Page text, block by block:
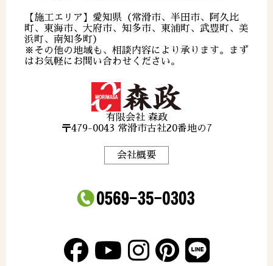
【施工エリア】愛知県（常滑市、半田市、阿久比
町、東海市、大府市、知多市、東浦町、武豊町、美
浜町、南知多町）
※その他の地域も、相談内容により承ります。まず
はお気軽にお問い合わせください。
有限会社 森政
〒479-0043 常滑市古社20番地の7
会社概要